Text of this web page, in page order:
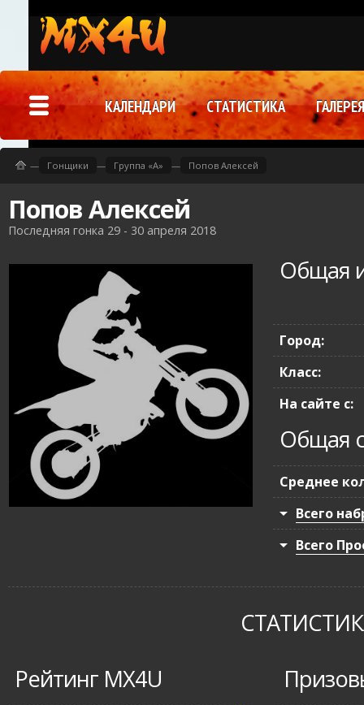
Попов Алексей
Последняя гонка 29 - 30 апреля 2018
Общая
Город:
Класс:
На сайте с:
Общая
Среднее
Всего
Всего
Рейтинг MX4U
— Гонщики — Группа «A» — Попов Алексей
КАЛЕНДАРИ СТАТИСТИКА ГАЛЕРЕЯ